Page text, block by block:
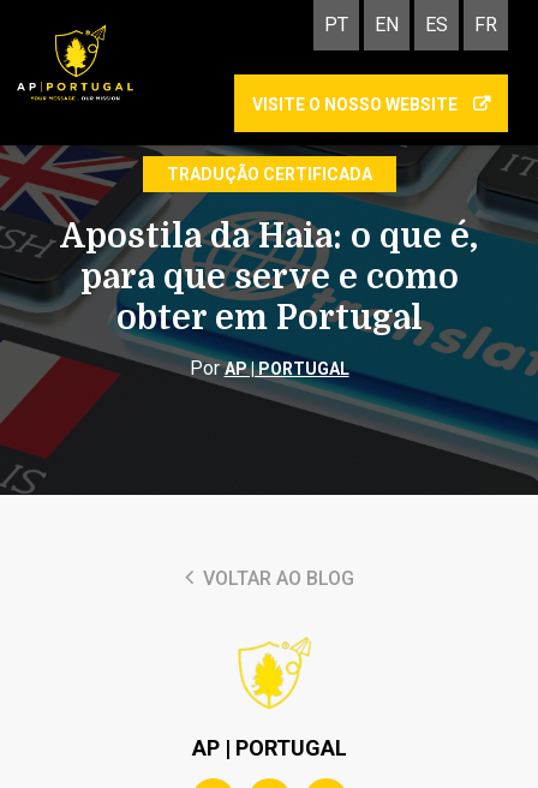
PT EN ES FR
VISITE O NOSSO WEBSITE
TRADUÇÃO CERTIFICADA
Apostila da Haia: o que é,
para que serve e como
obter em Portugal
PorAP | PORTUGAL
VOLTAR AO BLOG
AP | PORTUGAL